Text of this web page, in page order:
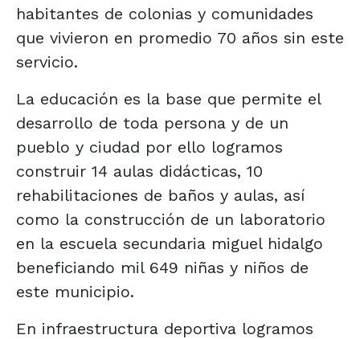
habitantes de colonias y comunidades
que vivieron en promedio 70 años sin este
servicio.
La educación es la base que permite el
desarrollo de toda persona y de un
pueblo y ciudad por ello logramos
construir 14 aulas didácticas, 10
rehabilitaciones de baños y aulas, así
como la construcción de un laboratorio
en la escuela secundaria miguel hidalgo
beneficiando mil 649 niñas y niños de
este municipio.
En infraestructura deportiva logramos